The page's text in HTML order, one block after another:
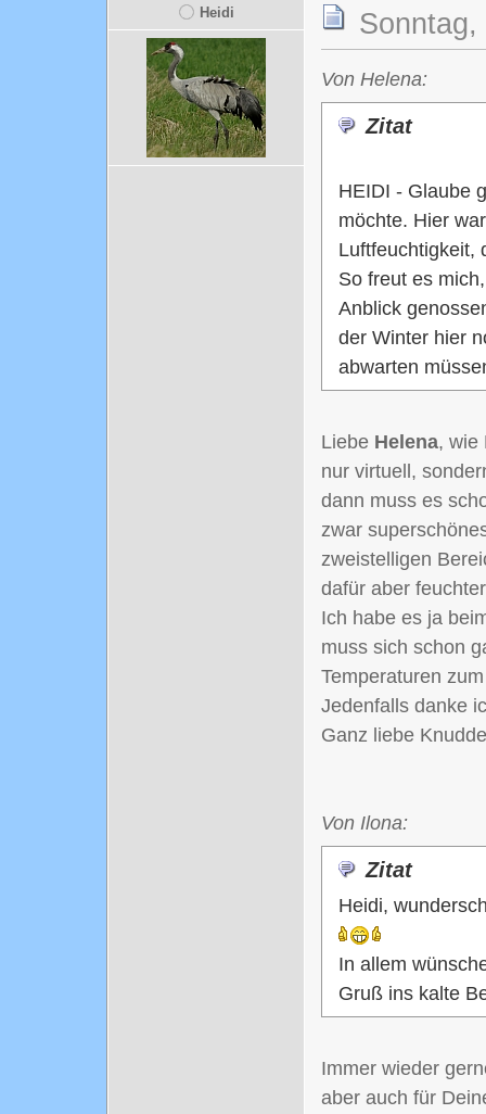
Heidi
Von Helena:
Zitat
HEIDI - Glaube
möchte. Hier
Luftfeuchtigkeit,
So freut es
Anblick
der Winter hier
abwarten
Liebe Helena, wie
nur virtuell,
dann muss es
zwar
zweistelligen
dafür aber
Ich habe es ja
muss sich schon
Temperaturen
Jedenfalls danke
Ganz liebe
Von Ilona:
Zitat
Heidi,
In allem
Gruß ins kalte
Immer wieder
aber auch für